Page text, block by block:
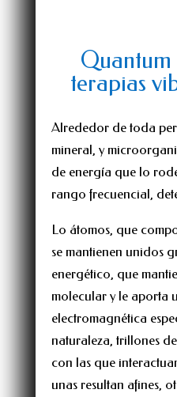
Quantum
terapias
Alrededor de toda
mineral, y
de energía que lo
rango frecuencial,
Lo átomos, que
se mantienen unidos
energético, que
molecular y le aporta
electromagnética
naturaleza, trillones
con las que
unas resultan afines,